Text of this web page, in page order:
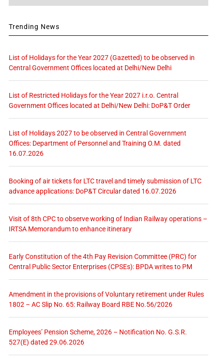
Trending News
List of Holidays for the Year 2027 (Gazetted) to be observed in
Central Government Offices located at Delhi/New Delhi
List of Restricted Holidays for the Year 2027 i.r.o. Central
Government Offices located at Delhi/New Delhi: DoP&T Order
List of Holidays 2027 to be observed in Central Government
Offices: Department of Personnel and Training O.M. dated
16.07.2026
Booking of air tickets for LTC travel and timely submission of LTC
advance applications: DoP&T Circular dated 16.07.2026
Visit of 8th CPC to observe working of Indian Railway operations –
IRTSA Memorandum to enhance itinerary
Early Constitution of the 4th Pay Revision Committee (PRC) for
Central Public Sector Enterprises (CPSEs): BPDA writes to PM
Amendment in the provisions of Voluntary retirement under Rules
1802 – AC Slip No. 65: Railway Board RBE No.56/2026
Employees’ Pension Scheme, 2026 – Notification No. G.S.R.
527(E) dated 29.06.2026